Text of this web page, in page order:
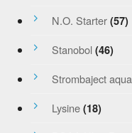
N.O. Starter (57)
Stanobol (46)
Strombaject aqua
Lysine (18)